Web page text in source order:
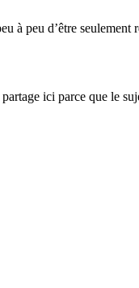
à peu d’être
ici parce que le